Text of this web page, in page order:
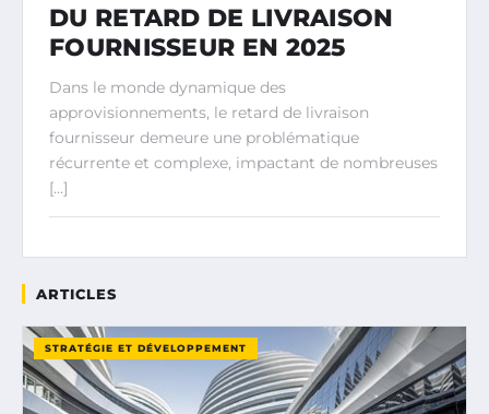
DU RETARD DE LIVRAISON
FOURNISSEUR EN 2025
Dans le monde dynamique des
approvisionnements, le retard de livraison
fournisseur demeure une problématique
récurrente et complexe, impactant de nombreuses
[…]
ARTICLES
STRATÉGIE ET DÉVELOPPEMENT